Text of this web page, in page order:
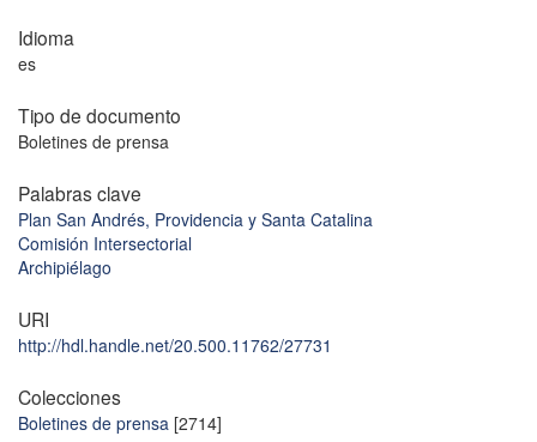
Idioma
es
Tipo de documento
Boletines de prensa
Palabras clave
Plan San Andrés, Providencia y Santa Catalina
Comisión Intersectorial
Archipiélago
URI
http://hdl.handle.net/20.500.11762/27731
Colecciones
Boletines de prensa [2714]